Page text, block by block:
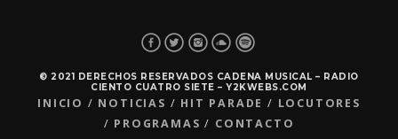
© 2021 DERECHOS RESERVADOS CADENA MUSICAL – RADIO
CIENTO CUATRO SIETE – Y2KWEBS.COM
INICIO NOTICIAS HIT PARADE
LOCUTORES
PROGRAMAS
CONTACTO